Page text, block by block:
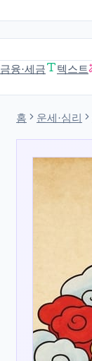
금융·세금 텍스트
홈 운세·심리